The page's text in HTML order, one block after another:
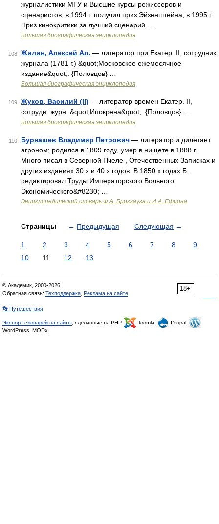
журналистики МГУ и Высшие курсы режиссеров и
сценаристов; в 1994 г. получил приз Эйзенштейна, в 1995 г.
Приз кинокритики за лучший сценарий …
Большая биографическая энциклопедия
108 Жилин, Алексей Ал. — литератор при Екатер. II, сотрудник
журнала (1781 г.) &quot;Московское ежемесячное
издание&quot;. {Половцов} …
Большая биографическая энциклопедия
109 Жуков, Василий (II) — литератор времен Екатер. II,
сотрудн. журн. &quot;Ипокрена&quot;. {Половцов} …
Большая биографическая энциклопедия
110 Бурнашев Владимир Петрович — литератор и дилетант
агроном; родился в 1809 году, умер в нищете в 1888 г.
Много писал в Северной Пчеле , Отечественных Записках и
других изданиях 30 х и 40 х годов. В 1850 х годах Б.
редактировал Труды Императорского Вольного
Экономического&#8230; …
Энциклопедический словарь Ф.А. Брокгауза и И.А. Ефрона
Страницы ← Предыдущая Следующая →
1 2 3 4 5 6 7 8
9
10
11 12 13
18+
© Академик, 2000-2026
Обратная связь: Техподдержка Реклама на сайте
👣 Путешествия
Экспорт словарей на сайты , сделанные на PHP, Joomla,
Drupal,
WordPress, MODx.